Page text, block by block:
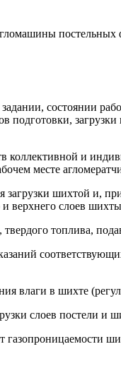
состоянии
и
месте
загрузки шихтой и,
и верхнего слоев
топлива,
влаги в шихте
слоев постели и